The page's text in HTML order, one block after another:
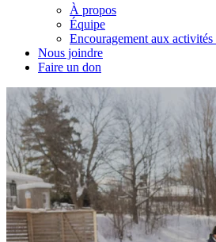
À propos
Équipe
Encouragement aux
Nous joindre
Faire un don